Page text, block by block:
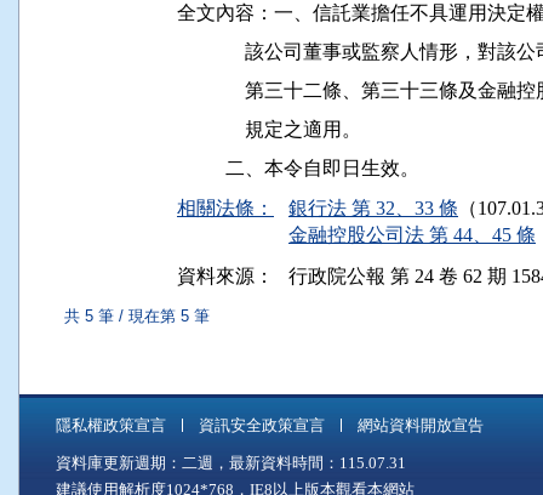
全文內容：一、信託業擔任不具運用決定
該公司董事或監察人情形，對
第三十二條、第三十三條及金
              規定之適用。
相關法條：
銀行法 第 32、33 條 （
金融控股公司法 第 44、45 條
資料來源：
行政院公報 第 24 卷 62 期
共 5 筆 / 現在第 5 筆
隱私權政策宣言 資訊安全政策宣言 網站資料開放宣告
資料庫更新週期：二週，最新資料時間：115.07.31
建議使用解析度1024*768，IE8以上版本觀看本網站